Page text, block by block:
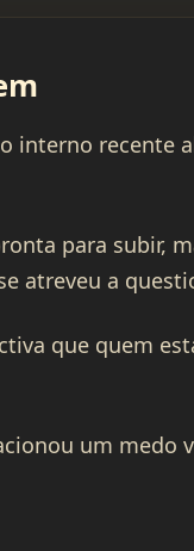
interno recente
para subir,
atreveu a
que quem
um medo